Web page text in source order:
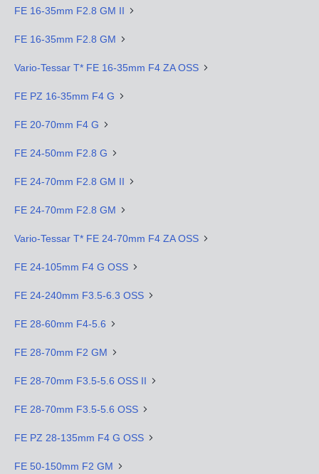
FE 16-35mm F2.8 GM II
FE 16-35mm F2.8 GM
Vario-Tessar T* FE 16-35mm F4 ZA OSS
FE PZ 16-35mm F4 G
FE 20-70mm F4 G
FE 24-50mm F2.8 G
FE 24-70mm F2.8 GM II
FE 24-70mm F2.8 GM
Vario-Tessar T* FE 24-70mm F4 ZA OSS
FE 24-105mm F4 G OSS
FE 24-240mm F3.5-6.3 OSS
FE 28-60mm F4-5.6
FE 28-70mm F2 GM
FE 28-70mm F3.5-5.6 OSS II
FE 28-70mm F3.5-5.6 OSS
FE PZ 28-135mm F4 G OSS
FE 50-150mm F2 GM